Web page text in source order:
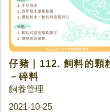
仔豬｜112. 飼料的顆
－碎料
飼養管理
2021-10-25